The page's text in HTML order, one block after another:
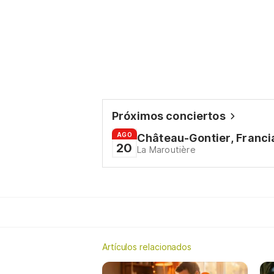
Próximos conciertos
AGO
20
Château-Gontier,
La Maroutière
Artículos relacionados